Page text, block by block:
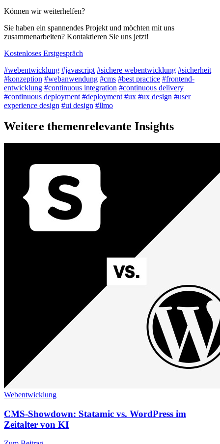
Können wir weiterhelfen?
Sie haben ein spannendes Projekt und möchten mit uns
zusammenarbeiten? Kontaktieren Sie uns jetzt!
Kostenloses Erstgespräch
#webentwicklung #javascript #sichere webentwicklung #sicherheit
#konzeption #webanwendung #cms #best practice #frontend-
entwicklung #continuous integration #continuous delivery
#continuous deployment #deployment #ux #ux design #user
experience design #ui design #llmo
Weitere themenrelevante Insights
Webentwicklung
CMS-Showdown: Statamic vs. WordPress im
Zeitalter von KI